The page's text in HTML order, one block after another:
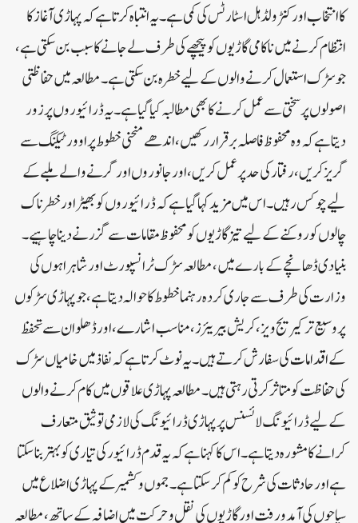
کا انتخاب اور کنٹرولڈ ہل اسٹارٹس کی کمی ہے۔ یہ انتباہ کرتا ہے کہ پہاڑی آغاز کا
انتظام کرنے میں ناکامی گاڑیوں کو پیچھے کی طرف لے جانے کا سبب بن سکتی ہے،
جو سڑک استعمال کرنے والوں کے لیے خطرہ بن سکتی ہے۔مطالعہ میں حفاظتی
اصولوں پر سختی سے عمل کرنے کا بھی مطالبہ کیا گیا ہے۔ یہ ڈرائیوروں پر زور
دیتا ہے کہ وہ محفوظ فاصلہ برقرار رکھیں، اندھے منحنی خطوط پر اوور ٹیکنگ سے
گریز کریں، رفتار کی حد پر عمل کریں، اور جانوروں اور گرنے والے ملبے کے
لیے چوکس رہیں۔ اس میں مزید کہا گیا ہے کہ ڈرائیوروں کو بھیڑ اور خطرناک
چالوں کو روکنے کے لیے تیز گاڑیوں کو محفوظ مقامات سے گزرنے دینا چاہیے۔
بنیادی ڈھانچے کے بارے میں، مطالعہ سڑک ٹرانسپورٹ اور شاہراہوں کی
وزارت کی طرف سے جاری کردہ رہنما خطوط کا حوالہ دیتا ہے، جو پہاڑی سڑکوں
پر وسیع تر کیریج ویز، کریش بیریئرز، مناسب اشارے، اور ڈھلوان سے تحفظ
کے اقدامات کی سفارش کرتے ہیں۔ یہ نوٹ کرتا ہے کہ نفاذ میں خامیاں سڑک
کی حفاظت کو متاثر کرتی رہتی ہیں۔مطالعہ پہاڑی علاقوں میں کام کرنے والوں
کے لیے ڈرائیونگ لائسنس پر پہاڑی ڈرائیونگ کی لازمی توثیق متعارف
کرانے کا مشورہ دیتا ہے۔ اس کا کہنا ہے کہ یہ قدم ڈرائیور کی تیاری کو بہتر بنا سکتا
ہے اور حادثات کی شرح کو کم کر سکتا ہے۔جموں و کشمیر کے پہاڑی اضلاع میں
سیاحوں کی آمدورفت اور گاڑیوں کی نقل و حرکت میں اضافہ کے ساتھ، مطالعہ